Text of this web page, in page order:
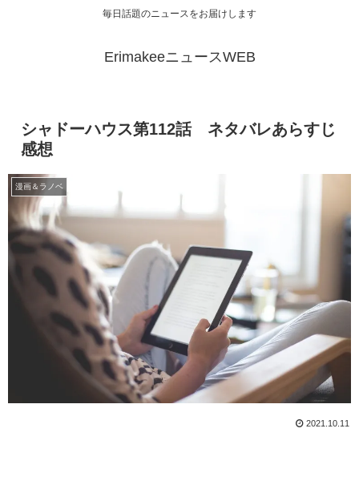
毎日話題のニュースをお届けします
ErimakeeニュースWEB
シャドーハウス第112話 ネタバレあらすじ
感想
漫画＆ラノベ
2021.10.11